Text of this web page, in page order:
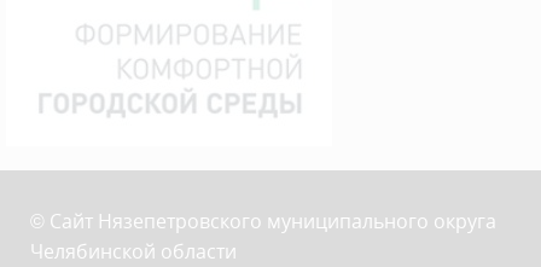
© Сайт Нязепетровского муниципального округа
Челябинской области